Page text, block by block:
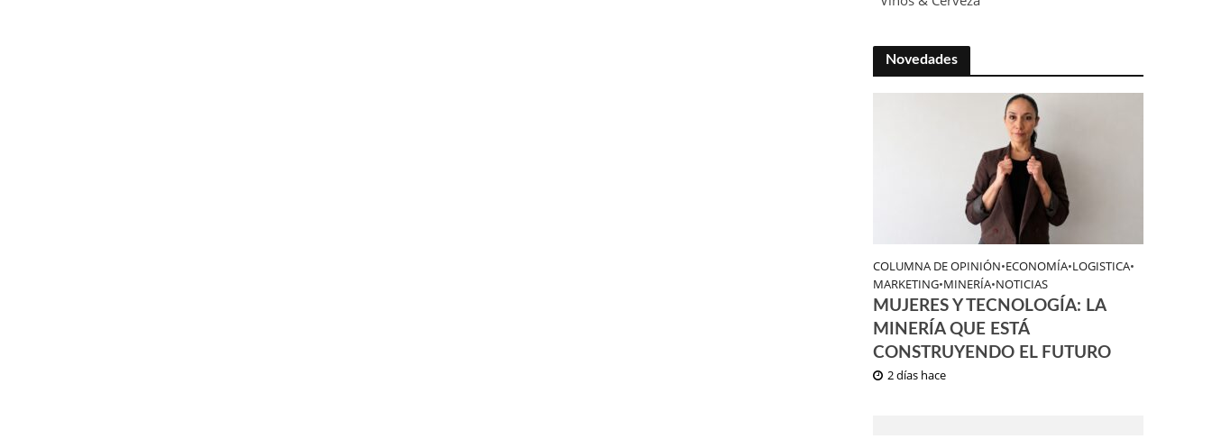
Novedades
COLUMNA DE OPINIÓN•ECONOMÍA•LOGISTICA•
MARKETING•MINERÍA•NOTICIAS
MUJERES Y TECNOLOGÍA: LA
MINERÍA QUE ESTÁ
CONSTRUYENDO EL FUTURO
2 días hace